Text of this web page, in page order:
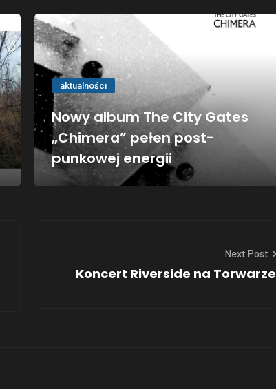
aktualności
Nowy album The City Gates
„Chimera” pełen post-
punkowej energii
Next Post
Koncert Riverside na Torwarze